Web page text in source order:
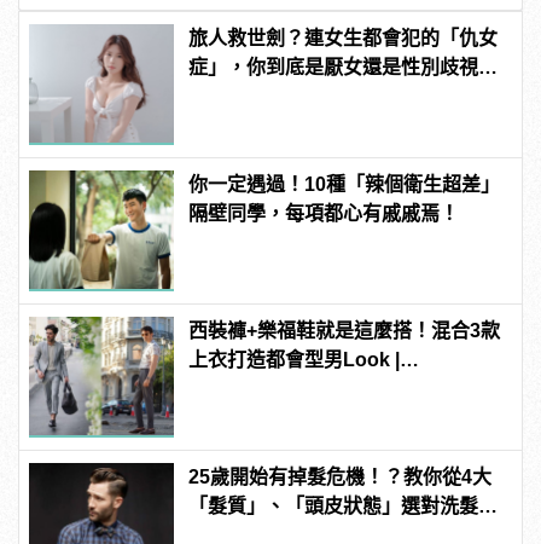
旅人救世劍？連女生都會犯的「仇女
症」，你到底是厭女還是性別歧視？
你一定遇過！10種「辣個衛生超差」
隔壁同學，每項都心有戚戚焉！
西裝褲+樂福鞋就是這麼搭！混合3款
上衣打造都會型男Look |
25歲開始有掉髮危機！？教你從4大
「髮質」、「頭皮狀態」選對洗髮